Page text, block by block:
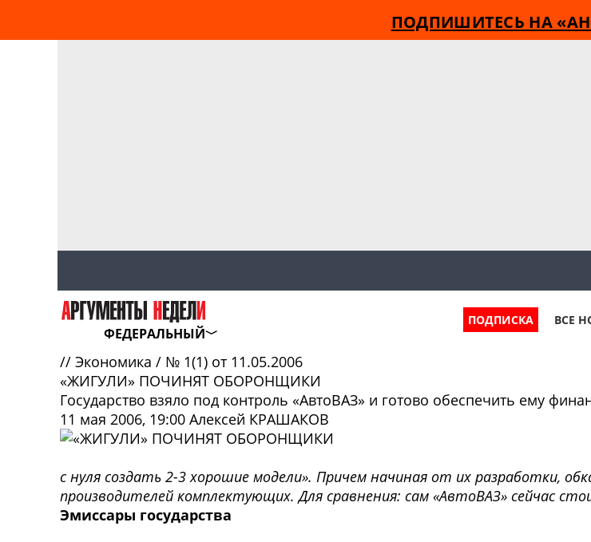
ПОДПИШИТЕСЬ НА
ФЕДЕРАЛЬНЫЙ
ПОДПИСКА ВСЕ
// Экономика / № 1(1) от 11.05.2006
«ЖИГУЛИ» ПОЧИНЯТ ОБОРОНЩИКИ
Государство взяло под контроль «АвтоВАЗ» и готово обеспечить ему
11 мая 2006, 19:00 Алексей КРАШАКОВ
с нуля создать 2-3 хорошие модели». Причем начиная от их разработки,
производителей комплектующих. Для сравнения: сам «АвтоВАЗ» сейчас
Эмиссары государства